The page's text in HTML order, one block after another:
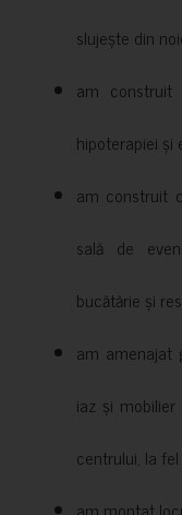
slujește din
am construit
hipoterapiei și
am construit
sală de
bucătărie și
am amenajat
iaz și
centrului, la